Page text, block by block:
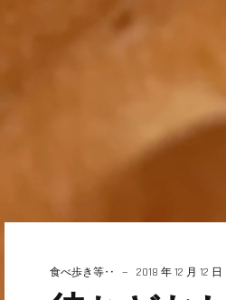
食べ歩き等‥ 2018 年 12 月 12 日